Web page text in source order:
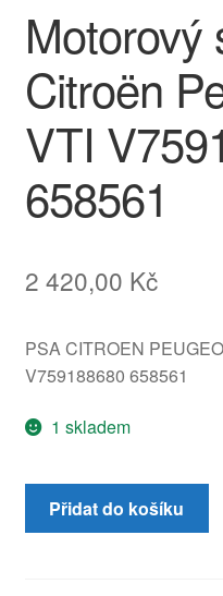
Reklamační řád
Vrakoviště Citroën
Motorový
Citroën
VTI
658561
2 420,00 Kč
PSA CITROEN
V759188680 658561
1 skladem
Motorový
svazek
Přidat do košíku